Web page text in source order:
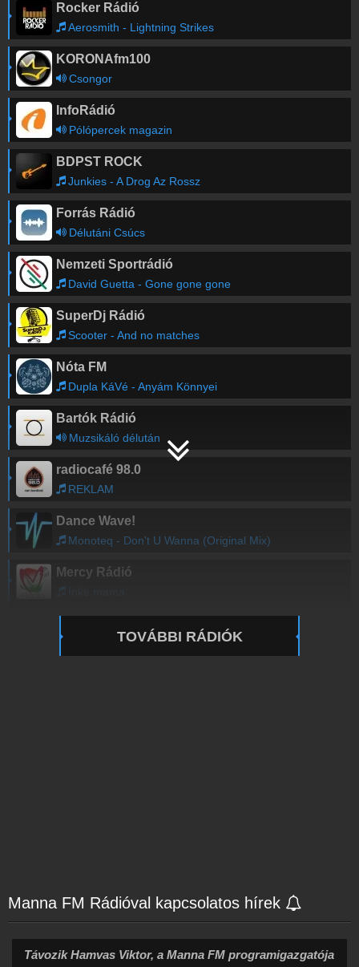
Rocker Rádió
Aerosmith - Lightning Strikes
KORONAfm100
Csongor
InfoRádió
Pólópercek magazin
BDPST ROCK
Junkies - A Drog Az Rossz
Forrás Rádió
Délutáni Csúcs
Nemzeti Sportrádió
David Guetta - Gone gone gone
SuperDj Rádió
Scooter - And no matches
Nóta FM
Dupla KáVé - Anyám Könnyei
Bartók Rádió
Muzsikáló délután
radiocafé 98.0
REKLAM
Dance Wave!
Monoteq - Don't U Wanna (Original Mix)
Mercy Rádió
TOVÁBBI RÁDIÓK
Manna FM Rádióval kapcsolatos hírek
Távozik Hamvas Viktor, a Manna FM programigazgatója